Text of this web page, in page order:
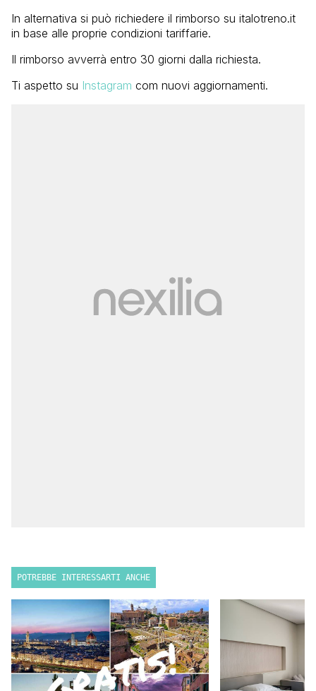
In alternativa si può richiedere il rimborso su italotreno.it
in base alle proprie condizioni tariffarie.
Il rimborso avverrà entro 30 giorni dalla richiesta.
Ti aspetto su Instagram com nuovi aggiornamenti.
POTREBBE INTERESSARTI ANCHE